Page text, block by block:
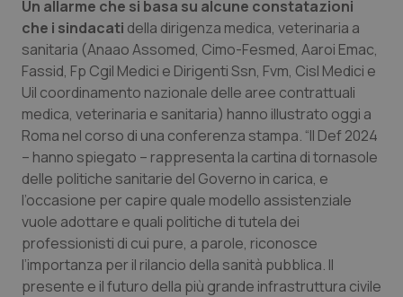
Provincia Autonoma di Trento
Puglia
Sardegna
Sicilia
Toscana
Umbria
Ipertensione & Scompenso
Malattie rare
Malattia di Crohn & Rettocolite Ulcerosa
Neuroscienze & patologie neurodegenerative
Obesità
Oftalmologia
Un allarme che si basa su alcune constatazioni
che i sindacati della dirigenza medica, veterinaria a
sanitaria (Anaao Assomed, Cimo-Fesmed, Aaroi Emac,
Fassid, Fp Cgil Medici e Dirigenti Ssn, Fvm, Cisl Medici e
Uil coordinamento nazionale delle aree contrattuali
medica, veterinaria e sanitaria) hanno illustrato oggi a
Roma nel corso di una conferenza stampa. “Il Def 2024
– hanno spiegato – rappresenta la cartina di tornasole
delle politiche sanitarie del Governo in carica, e
l’occasione per capire quale modello assistenziale
vuole adottare e quali politiche di tutela dei
professionisti di cui pure, a parole, riconosce
l’importanza per il rilancio della sanità pubblica. Il
presente e il futuro della più grande infrastruttura civile